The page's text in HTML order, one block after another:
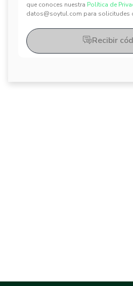
que conoces nuestra Política de
datos@soytul.com para solicitudes
Recibir